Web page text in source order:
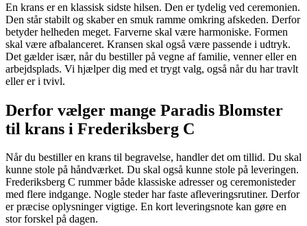
En krans er en klassisk sidste hilsen. Den er tydelig ved ceremonien.
Den står stabilt og skaber en smuk ramme omkring afskeden. Derfor
betyder helheden meget. Farverne skal være harmoniske. Formen
skal være afbalanceret. Kransen skal også være passende i udtryk.
Det gælder især, når du bestiller på vegne af familie, venner eller en
arbejdsplads. Vi hjælper dig med et trygt valg, også når du har travlt
eller er i tvivl.
Derfor vælger mange Paradis Blomster
til krans i Frederiksberg C
Når du bestiller en krans til begravelse, handler det om tillid. Du skal
kunne stole på håndværket. Du skal også kunne stole på leveringen.
Frederiksberg C rummer både klassiske adresser og ceremonisteder
med flere indgange. Nogle steder har faste afleveringsrutiner. Derfor
er præcise oplysninger vigtige. En kort leveringsnote kan gøre en
stor forskel på dagen.